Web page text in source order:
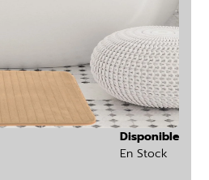
Disponible
En Stock